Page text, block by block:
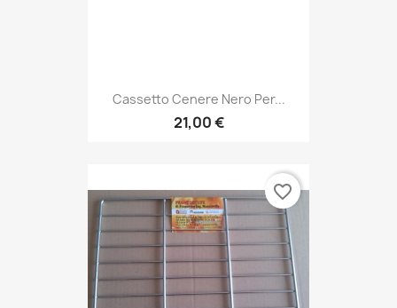
Cassetto Cenere Nero Per...
21,00 €
favorite_border